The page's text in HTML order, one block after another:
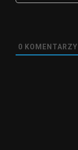
0 KOMENTARZY